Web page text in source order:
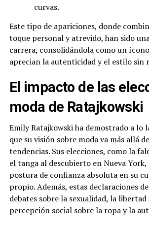
curvas.
Este tipo de apariciones, donde
toque personal y atrevido, han sido
carrera, consolidándola como un
aprecian la autenticidad y el estilo sin
El impacto de las
moda de Ratajkowski
Emily Ratajkowski ha demostrado a lo
que su visión sobre moda va más allá
tendencias. Sus elecciones, como la
el tanga al descubierto en Nueva
postura de confianza absoluta en su
propio. Además, estas declaraciones
debates sobre la sexualidad, la
percepción social sobre la ropa y la